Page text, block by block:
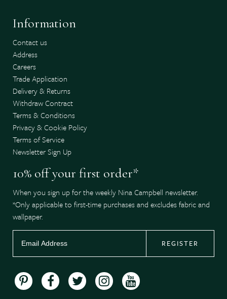
Information
Contact us
Address
Careers
Trade Application
Delivery & Returns
Withdraw Contract
Terms & Conditions
Privacy & Cookie Policy
Terms of Service
Newsletter Sign Up
10% off your first order*
When you sign up for the weekly Nina Campbell newsletter.
*Only applicable to first-time purchases and excludes fabric and
wallpaper.
REGISTER